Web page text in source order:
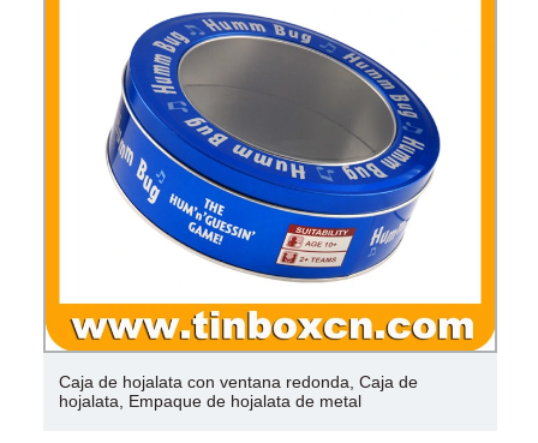
Caja de hojalata con ventana redonda, Caja de
hojalata, Empaque de hojalata de metal